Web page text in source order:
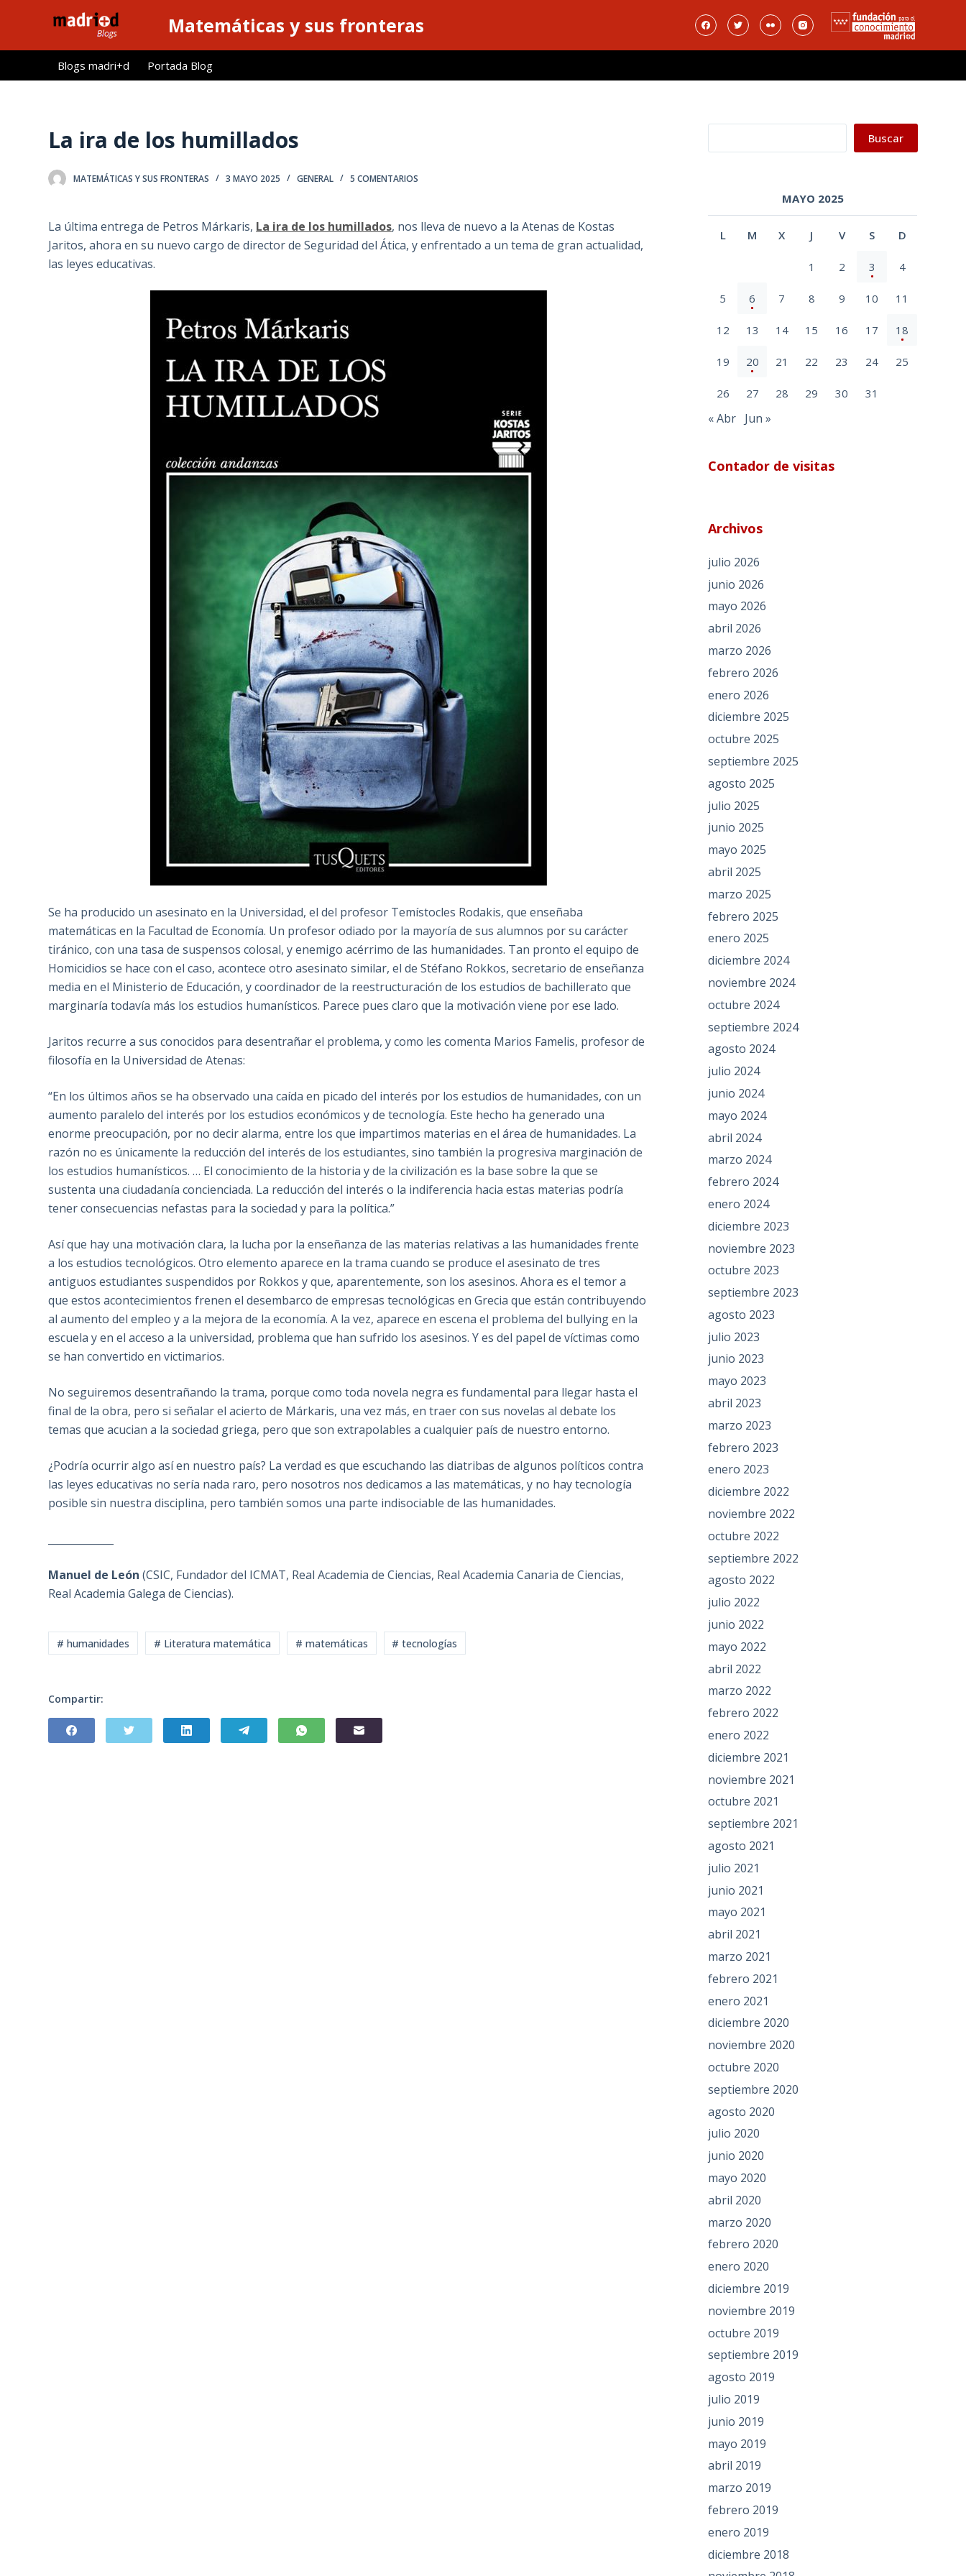
l
Matemáticas y sus fronteras
Blogs madri+d Portada Blog
La ira de los humillados
MATEMÁTICAS Y SUS FRONTERAS 3 MAYO 2025 GENERAL 5 COMENTARIOS
La última entrega de Petros Márkaris, La ira de los humillados, nos lleva de nuevo a la Atenas de Kostas
Jaritos, ahora en su nuevo cargo de director de Seguridad del Ática, y enfrentado a un tema de gran actualidad,
las leyes educativas.
Se ha producido un asesinato en la Universidad, el del profesor Temístocles Rodakis, que enseñaba
matemáticas en la Facultad de Economía. Un profesor odiado por la mayoría de sus alumnos por su carácter
tiránico, con una tasa de suspensos colosal, y enemigo acérrimo de las humanidades. Tan pronto el equipo de
Homicidios se hace con el caso, acontece otro asesinato similar, el de Stéfano Rokkos, secretario de enseñanza
media en el Ministerio de Educación, y coordinador de la reestructuración de los estudios de bachillerato que
marginaría todavía más los estudios humanísticos. Parece pues claro que la motivación viene por ese lado.
Jaritos recurre a sus conocidos para desentrañar el problema, y como les comenta Marios Famelis, profesor de
filosofía en la Universidad de Atenas:
“En los últimos años se ha observado una caída en picado del interés por los estudios de humanidades, con un
aumento paralelo del interés por los estudios económicos y de tecnología. Este hecho ha generado una
enorme preocupación, por no decir alarma, entre los que impartimos materias en el área de humanidades. La
razón no es únicamente la reducción del interés de los estudiantes, sino también la progresiva marginación de
los estudios humanísticos. … El conocimiento de la historia y de la civilización es la base sobre la que se
sustenta una ciudadanía concienciada. La reducción del interés o la indiferencia hacia estas materias podría
tener consecuencias nefastas para la sociedad y para la política.”
Así que hay una motivación clara, la lucha por la enseñanza de las materias relativas a las humanidades frente
a los estudios tecnológicos. Otro elemento aparece en la trama cuando se produce el asesinato de tres
antiguos estudiantes suspendidos por Rokkos y que, aparentemente, son los asesinos. Ahora es el temor a
que estos acontecimientos frenen el desembarco de empresas tecnológicas en Grecia que están contribuyendo
al aumento del empleo y a la mejora de la economía. A la vez, aparece en escena el problema del bullying en la
escuela y en el acceso a la universidad, problema que han sufrido los asesinos. Y es del papel de víctimas como
se han convertido en victimarios.
No seguiremos desentrañando la trama, porque como toda novela negra es fundamental para llegar hasta el
final de la obra, pero si señalar el acierto de Márkaris, una vez más, en traer con sus novelas al debate los
temas que acucian a la sociedad griega, pero que son extrapolables a cualquier país de nuestro entorno.
¿Podría ocurrir algo así en nuestro país? La verdad es que escuchando las diatribas de algunos políticos contra
las leyes educativas no sería nada raro, pero nosotros nos dedicamos a las matemáticas, y no hay tecnología
posible sin nuestra disciplina, pero también somos una parte indisociable de las humanidades.
Manuel de León (CSIC, Fundador del ICMAT, Real Academia de Ciencias, Real Academia Canaria de Ciencias,
Real Academia Galega de Ciencias).
# humanidades # Literatura matemática # matemáticas # tecnologías
Compartir:
Buscar
MAYO 2025
L M X J V S D
1 2 3 4
5 6 7 8 9 10 11
12 13 14 15 16 17 18
19 20 21 22 23 24 25
26 27 28 29 30 31
« Abr Jun »
Contador de visitas
Archivos
julio 2026
junio 2026
mayo 2026
abril 2026
marzo 2026
febrero 2026
enero 2026
diciembre 2025
octubre 2025
septiembre 2025
agosto 2025
julio 2025
junio 2025
mayo 2025
abril 2025
marzo 2025
febrero 2025
enero 2025
diciembre 2024
noviembre 2024
octubre 2024
septiembre 2024
agosto 2024
julio 2024
junio 2024
mayo 2024
abril 2024
marzo 2024
febrero 2024
enero 2024
diciembre 2023
noviembre 2023
octubre 2023
septiembre 2023
agosto 2023
julio 2023
junio 2023
mayo 2023
abril 2023
marzo 2023
febrero 2023
enero 2023
diciembre 2022
noviembre 2022
octubre 2022
septiembre 2022
agosto 2022
julio 2022
junio 2022
mayo 2022
abril 2022
marzo 2022
febrero 2022
enero 2022
diciembre 2021
noviembre 2021
octubre 2021
septiembre 2021
agosto 2021
julio 2021
junio 2021
mayo 2021
abril 2021
marzo 2021
febrero 2021
enero 2021
diciembre 2020
noviembre 2020
octubre 2020
septiembre 2020
agosto 2020
julio 2020
junio 2020
mayo 2020
abril 2020
marzo 2020
febrero 2020
enero 2020
diciembre 2019
noviembre 2019
octubre 2019
septiembre 2019
agosto 2019
julio 2019
junio 2019
mayo 2019
abril 2019
marzo 2019
febrero 2019
enero 2019
diciembre 2018